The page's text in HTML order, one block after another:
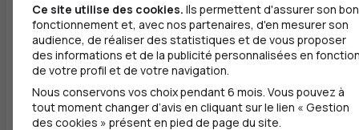
Dépôt de monnaie EUR
Dépôt valorisé de chèques EUR
Dépôt de chèques EUR
Ce site utilise des cookies. Ils permettent d'assurer son bon
fonctionnement et, avec nos partenaires, d'en mesurer son
audience, de réaliser des statistiques et de vous proposer
des informations et de la publicité personnalisées en
de votre profil et de votre navigation.
Nous conservons vos choix pendant 6 mois. Vous pouvez à
tout moment changer d’avis en cliquant sur le lien « Gestion
des cookies » présent en pied de page du site.